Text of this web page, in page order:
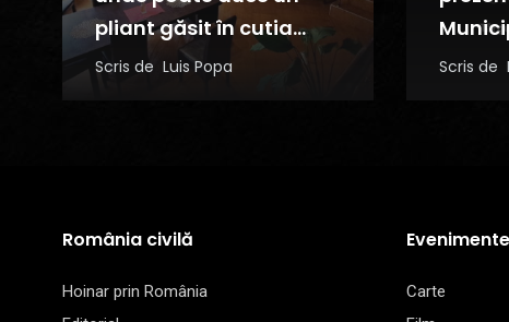
pliant găsit în cutia
poștală
Scris de Luis Popa Scris de
România civilă
Hoinar prin România
Evenimente
Carte